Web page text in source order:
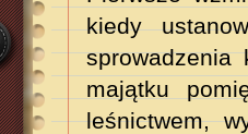
kiedy
majątku
leśnictwem,